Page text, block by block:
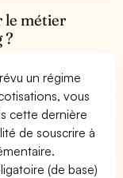
le métier
?
un régime
vous
cette dernière
de souscrire à
(de base)